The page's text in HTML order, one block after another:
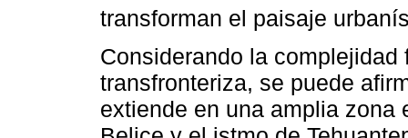
transforman el paisaje
Considerando la
transfronteriza, se puede
extiende en una amplia zona